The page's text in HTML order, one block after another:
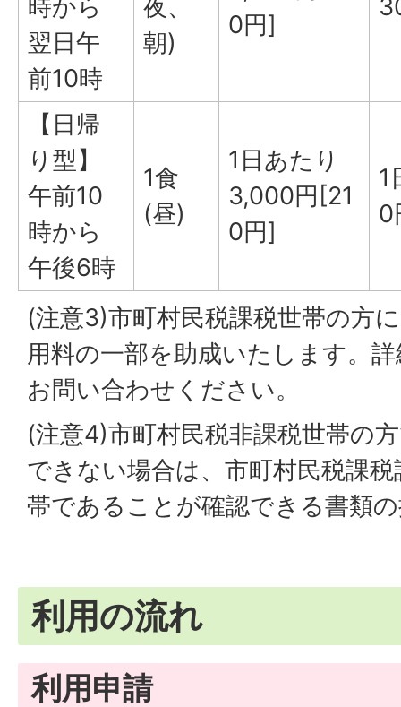
時から
翌日午
前10時
夜、
朝)
0円]
【日帰
り型】
午前10
時から
午後6時
1食
(昼)
1日あたり
3,000円[21
0円]
1
0
(注意3)市町村民税課税世帯の方
用料の一部を助成いたします。
お問い合わせください。
(注意4)市町村民税非課税世帯の
できない場合は、市町村民税課
帯であることが確認できる書類
利用の流れ
利用申請